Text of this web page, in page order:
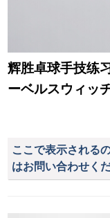
辉胜卓球手技练
ーベルスウィッ
ここで表示される
はお問い合わせくだ